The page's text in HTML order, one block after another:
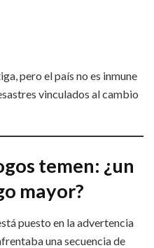
pero el país no es inmune
vinculados al cambio
temen: ¿un
mayor?
puesto en la advertencia
una secuencia de